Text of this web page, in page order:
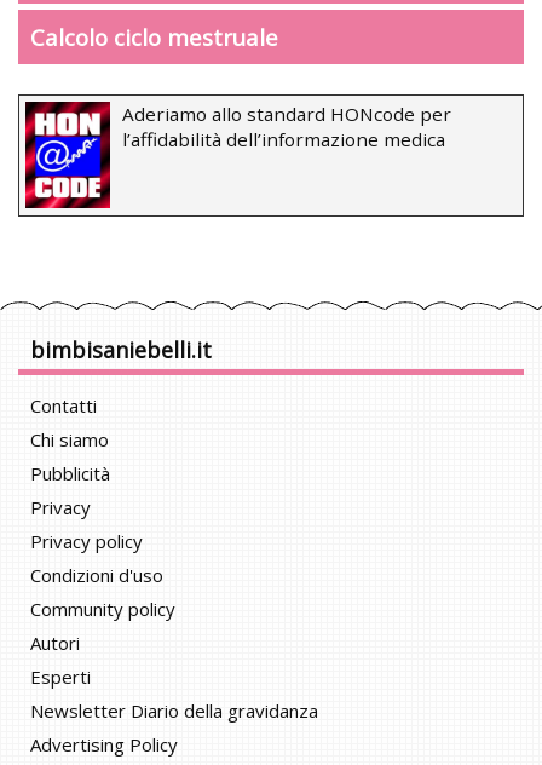
Calcolo ciclo mestruale
Aderiamo allo standard HONcode per
l’affidabilità dell’informazione medica
bimbisaniebelli.it
Contatti
Chi siamo
Pubblicità
Privacy
Privacy policy
Condizioni d'uso
Community policy
Autori
Esperti
Newsletter Diario della gravidanza
Advertising Policy